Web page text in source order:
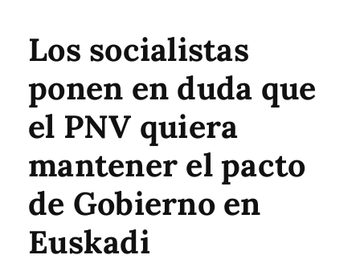
Los socialistas
ponen en duda que
el PNV quiera
mantener el pacto
de Gobierno en
Euskadi